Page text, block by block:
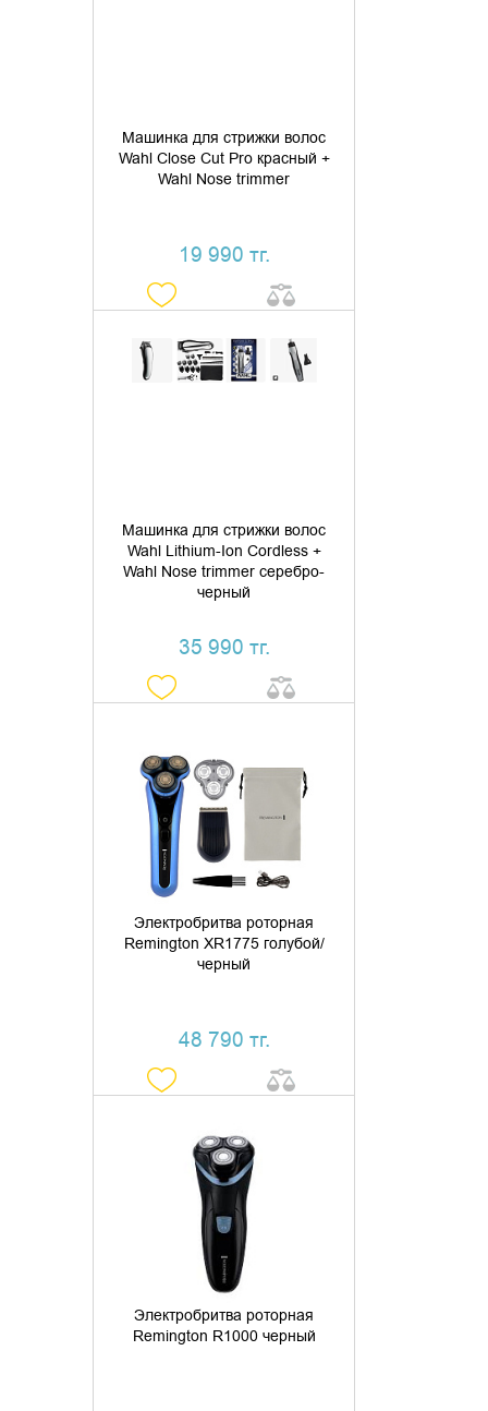
Машинка для стрижки волос
Wahl Close Cut Pro красный +
Wahl Nose trimmer
19 990 тг.
Машинка для стрижки волос
Wahl Lithium-Ion Cordless +
Wahl Nose trimmer серебро-
черный
35 990 тг.
ДОБАВИТЬ В КОРЗИНУ
Электробритва роторная
Remington XR1775 голубой/
черный
48 790 тг.
ДОБАВИТЬ В КОРЗИНУ
КУПИТЬ В 1 КЛИК
Электробритва роторная
Remington R1000 черный
ДОБАВИТЬ В КОРЗИНУ
КУПИТЬ В 1 КЛИК